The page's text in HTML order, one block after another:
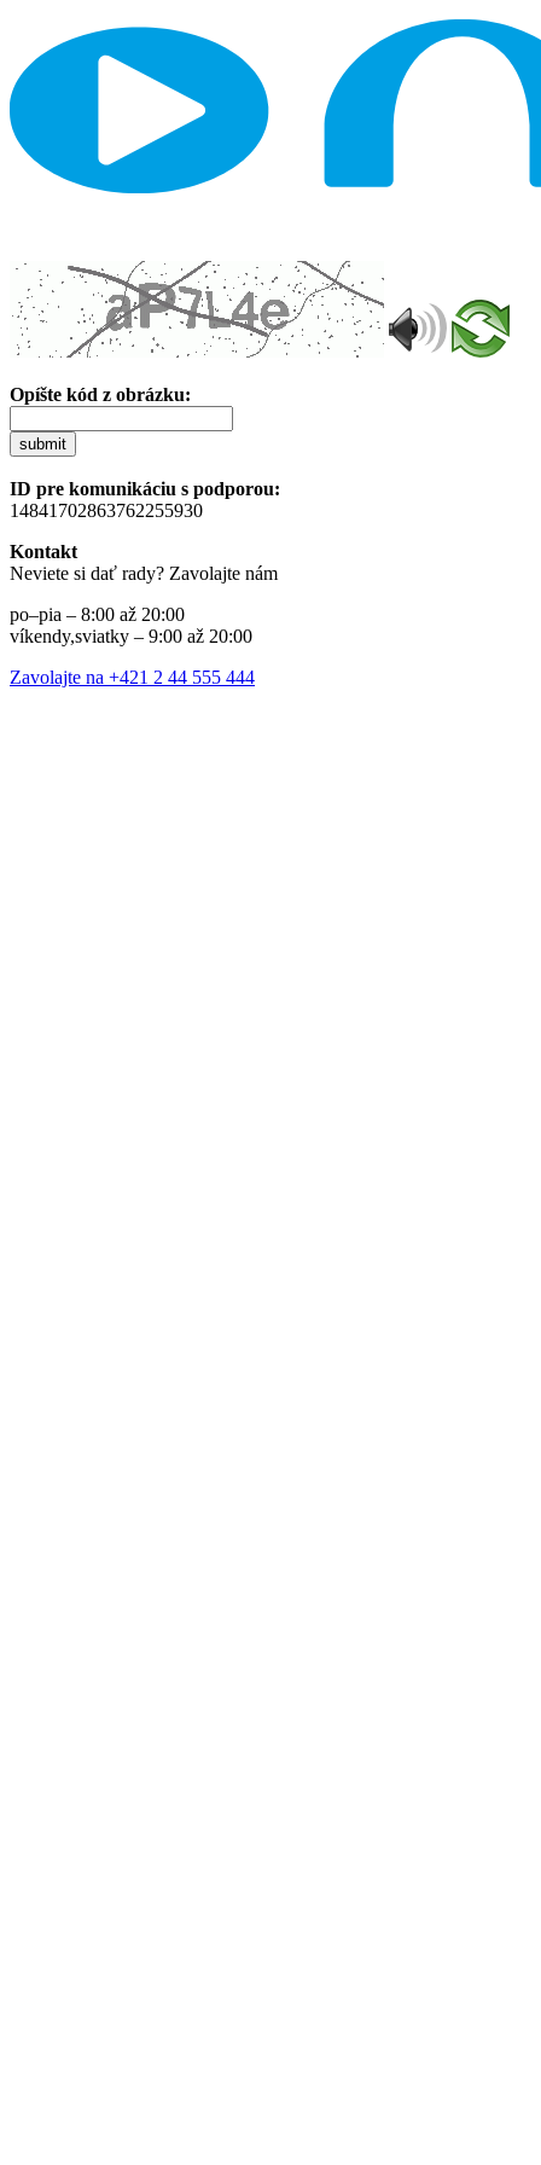
Opíšte kód z obrázku:
submit
ID pre komunikáciu s podporou:
14841702863762255930
Kontakt
Neviete si dať rady? Zavolajte nám
po–pia – 8:00 až 20:00
víkendy,sviatky – 9:00 až 20:00
Zavolajte na +421 2 44 555 444